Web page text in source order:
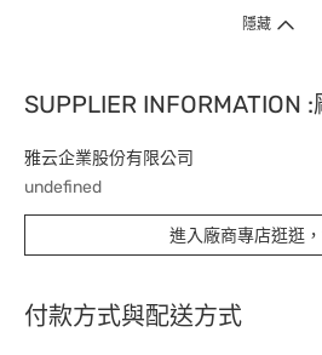
隱藏
SUPPLIER INFORMATION
雅云企業股份有限公司
undefined
進入廠商專店逛逛
付款方式與配送方式